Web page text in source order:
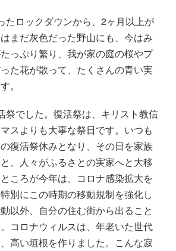
たロックダウンから、2ヶ月以上が
まだ灰色だった野山にも、今はみ
っぷり繁り、我が家の庭の桜やプ
た花が散って、たくさんの青い実
。
祭でした。復活祭は、キリスト教信
スよりも大事な祭日です。いつも
復活祭休みとなり、その日を家族
、人々がふるさとの実家へと大移
ころが今年は、コロナ感染拡大を
別にこの時期の移動規制を強化し
以外、自分の住む街から出ること
コロナウィルスは、年老いた世代
高い垣根を作りました。こんな寂